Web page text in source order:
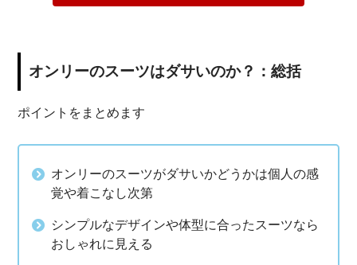
オンリーのスーツはダサいのか？：総括
ポイントをまとめます
オンリーのスーツがダサいかどうかは個人の感
覚や着こなし次第
シンプルなデザインや体型に合ったスーツなら
おしゃれに見える